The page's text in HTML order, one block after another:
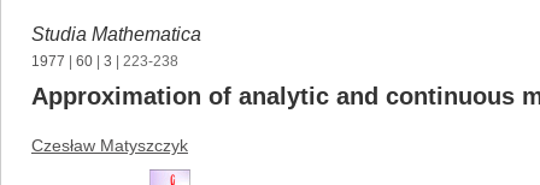
Studia Mathematica
1977 60 3 | 223-238
Approximation of analytic and continuous
Czesław Matyszczyk